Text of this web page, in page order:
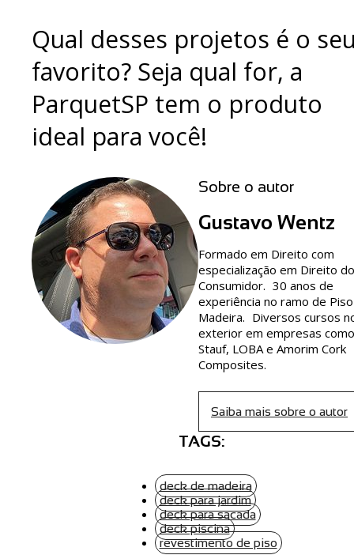
Qual desses projetos é o
favorito? Seja qual for, a
ParquetSP tem o produto
ideal para você!
Sobre o autor
Gustavo Wentz
Formado em Direito com
especialização em Direito do
Consumidor. 30 anos de
experiência no ramo de
Madeira. Diversos cursos
exterior em empresas como
Stauf, LOBA e Amorim Cork
Composites.
Saiba mais sobre o autor
TAGS:
deck de madeira
deck para jardim
deck para sacada
deck piscina
revestimento de piso